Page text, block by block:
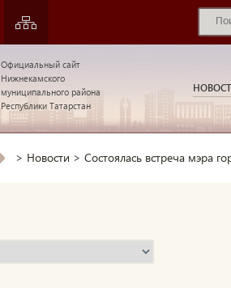
Официальный сайт
Нижнекамского
муниципального района
Республики Татарстан
> Новости > Состоялась встреча мэра